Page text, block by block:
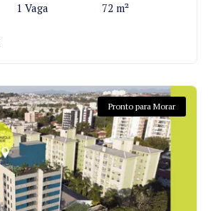
1 Vaga 72 m²
Pronto para Morar